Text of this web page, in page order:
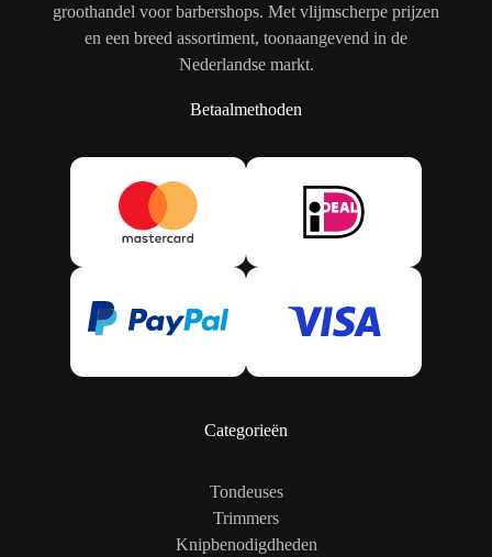
groothandel voor barbershops. Met vlijmscherpe prijzen
en een breed assortiment, toonaangevend in de
Nederlandse markt.
Betaalmethoden
Categorieën
Tondeuses
Trimmers
Knipbenodigdheden